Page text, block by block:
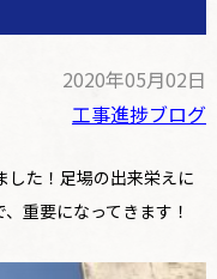
2020年05月02日
工事進捗ブログ
した！足場の出来栄えに
重要になってきます！